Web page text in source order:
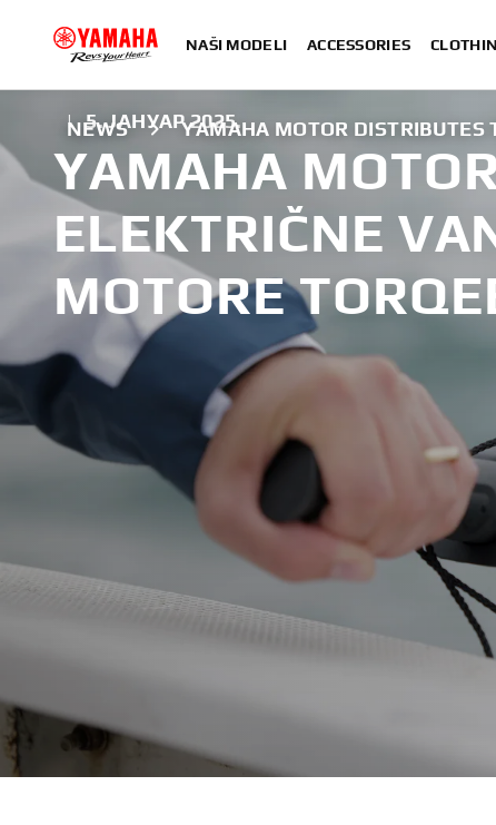
NAŠI MODELI ACCESSORIES
NEWS YAMAHA MOTOR DISTRIBUTES
| 5. ЈАНУАР 2025.
YAMAHA
ELEKTRIČNE
MOTORE